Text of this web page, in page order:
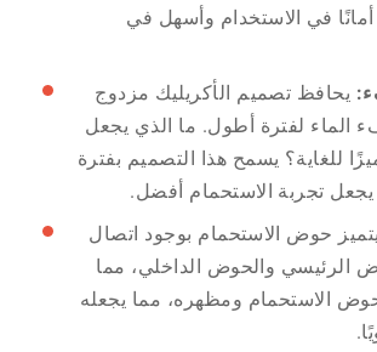
أمانًا في الاستخدام وأسهل في
يحافظ تصميم الأكريليك مزدوج
الماء لفترة أطول. ما الذي يجعل
للغاية؟ يسمح هذا التصميم بفترة
تجربة الاستحمام أفضل.
يتميز حوض الاستحمام بوجود اتصال
الرئيسي والحوض الداخلي، مما
الاستحمام ومظهره، مما يجعله